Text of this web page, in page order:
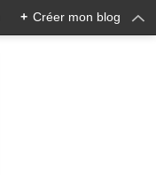
+ Créer mon blog